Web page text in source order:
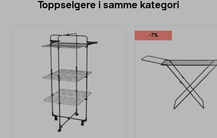
Toppselgere i samme kategori
-7%